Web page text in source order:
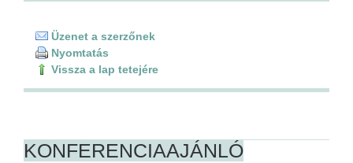
Üzenet a szerzőnek
Nyomtatás
Vissza a lap tetejére
KONFERENCIAAJÁNLÓ